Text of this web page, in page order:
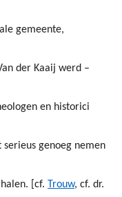
gemeente,
der Kaaij werd –
en historici
serieus genoeg nemen
[cf. Trouw, cf. dr.